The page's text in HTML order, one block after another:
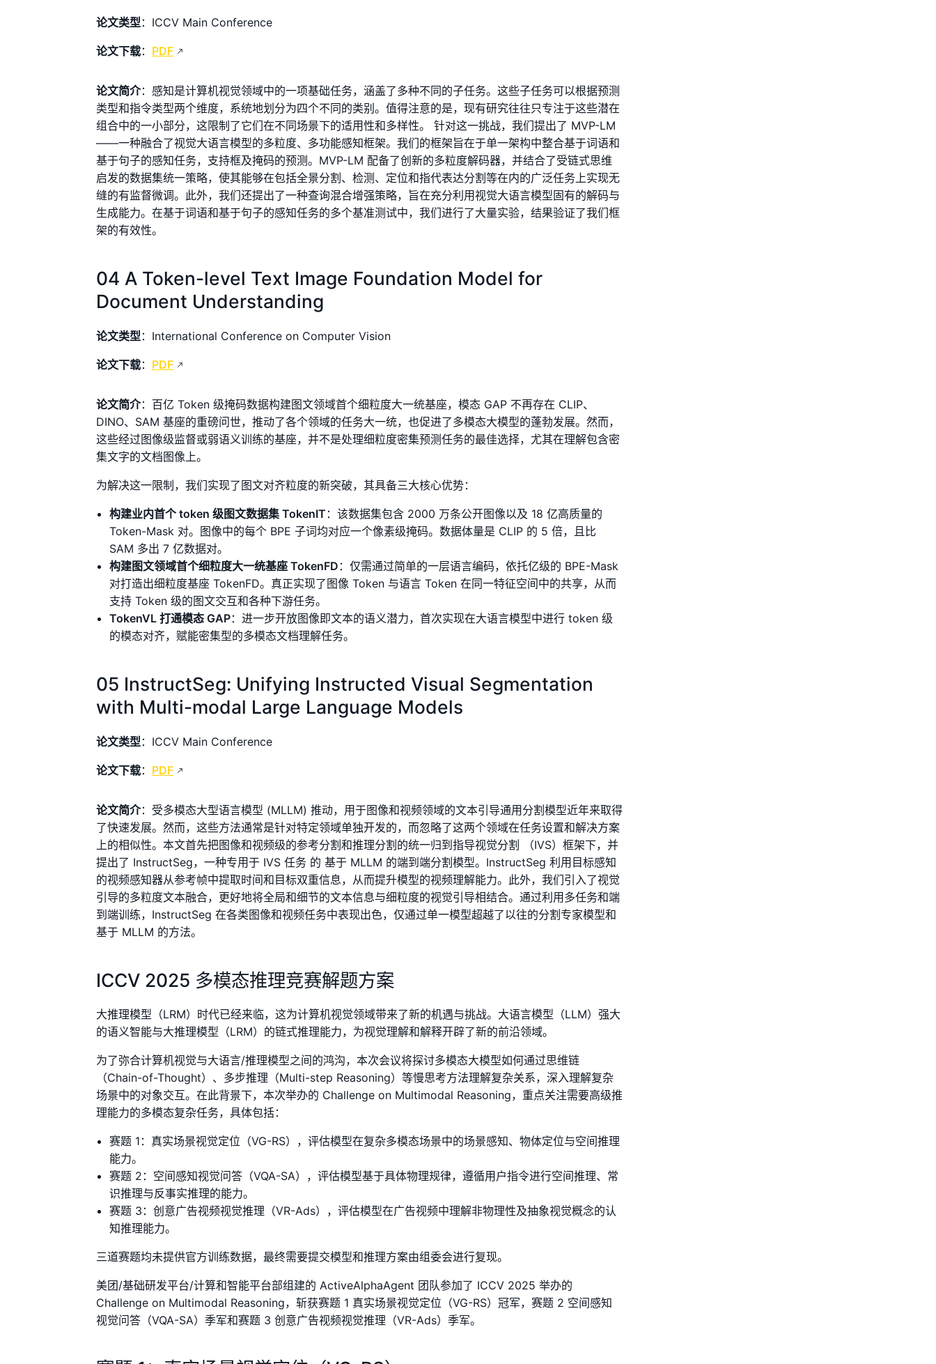
论文类型 ：ICCV Main Conference
论文下载： PDF
论文简介：感知是计算机视觉领域中的一项基础任务，涵盖了多种不同的子任务。这些子任务可以根据预测
类型和指令类型两个维度，系统地划分为四个不同的类别。值得注意的是，现有研究往往只专注于这些潜在
组合中的一小部分，这限制了它们在不同场景下的适用性和多样性。 针对这一挑战，我们提出了 MVP-LM
——一种融合了视觉大语言模型的多粒度、多功能感知框架。我们的框架旨在于单一架构中整合基于词语和
基于句子的感知任务，支持框及掩码的预测。MVP-LM 配备了创新的多粒度解码器，并结合了受链式思维
启发的数据集统一策略，使其能够在包括全景分割、检测、定位和指代表达分割等在内的广泛任务上实现无
缝的有监督微调。此外，我们还提出了一种查询混合增强策略，旨在充分利用视觉大语言模型固有的解码与
生成能力。在基于词语和基于句子的感知任务的多个基准测试中，我们进行了大量实验，结果验证了我们框
架的有效性。
04 A Token-level Text Image Foundation Model for
Document Understanding
论文类型 ：International Conference on Computer Vision
论文下载： PDF
论文简介：百亿 Token 级掩码数据构建图文领域首个细粒度大一统基座，模态 GAP 不再存在 CLIP、
DINO、SAM 基座的重磅问世，推动了各个领域的任务大一统，也促进了多模态大模型的蓬勃发展。然而，
这些经过图像级监督或弱语义训练的基座，并不是处理细粒度密集预测任务的最佳选择，尤其在理解包含密
集文字的文档图像上。
为解决这一限制，我们实现了图文对齐粒度的新突破，其具备三大核心优势：
构建业内首个 token 级图文数据集 TokenIT ：该数据集包含 2000 万条公开图像以及 18 亿高质量的
Token-Mask 对。图像中的每个 BPE 子词均对应一个像素级掩码。数据体量是 CLIP 的 5 倍，且比
SAM 多出 7 亿数据对。
构建图文领域首个细粒度大一统基座 TokenFD ：仅需通过简单的一层语言编码，依托亿级的 BPE-Mask
对打造出细粒度基座 TokenFD。真正实现了图像 Token 与语言 Token 在同一特征空间中的共享，从而
支持 Token 级的图文交互和各种下游任务。
TokenVL 打通模态 GAP：进一步开放图像即文本的语义潜力，首次实现在大语言模型中进行 token 级
的模态对齐，赋能密集型的多模态文档理解任务。
05 InstructSeg: Unifying Instructed Visual Segmentation
with Multi-modal Large Language Models
论文类型 ：ICCV Main Conference
论文下载： PDF
论文简介：受多模态大型语言模型 (MLLM) 推动，用于图像和视频领域的文本引导通用分割模型近年来取得
了快速发展。然而，这些方法通常是针对特定领域单独开发的，而忽略了这两个领域在任务设置和解决方案
上的相似性。本文首先把图像和视频级的参考分割和推理分割的统一归到指导视觉分割 （IVS）框架下，并
提出了 InstructSeg，一种专用于 IVS 任务 的 基于 MLLM 的端到端分割模型。InstructSeg 利用目标感知
的视频感知器从参考帧中提取时间和目标双重信息，从而提升模型的视频理解能力。此外，我们引入了视觉
引导的多粒度文本融合，更好地将全局和细节的文本信息与细粒度的视觉引导相结合。通过利用多任务和端
到端训练，InstructSeg 在各类图像和视频任务中表现出色，仅通过单一模型超越了以往的分割专家模型和
基于 MLLM 的方法。
ICCV 2025 多模态推理竞赛解题方案
大推理模型（LRM）时代已经来临，这为计算机视觉领域带来了新的机遇与挑战。大语言模型（LLM）强大
的语义智能与大推理模型（LRM）的链式推理能力，为视觉理解和解释开辟了新的前沿领域。
为了弥合计算机视觉与大语言/推理模型之间的鸿沟，本次会议将探讨多模态大模型如何通过思维链
（Chain-of-Thought）、多步推理（Multi-step Reasoning）等慢思考方法理解复杂关系，深入理解复杂
场景中的对象交互。在此背景下，本次举办的 Challenge on Multimodal Reasoning，重点关注需要高级推
理能力的多模态复杂任务，具体包括：
赛题 1：真实场景视觉定位（VG-RS），评估模型在复杂多模态场景中的场景感知、物体定位与空间推理
能力。
赛题 2：空间感知视觉问答（VQA-SA），评估模型基于具体物理规律，遵循用户指令进行空间推理、常
识推理与反事实推理的能力。
赛题 3：创意广告视频视觉推理（VR-Ads），评估模型在广告视频中理解非物理性及抽象视觉概念的认
知推理能力。
三道赛题均未提供官方训练数据，最终需要提交模型和推理方案由组委会进行复现。
美团/基础研发平台/计算和智能平台部组建的 ActiveAlphaAgent 团队参加了 ICCV 2025 举办的
Challenge on Multimodal Reasoning，斩获赛题 1 真实场景视觉定位（VG-RS）冠军，赛题 2 空间感知
视觉问答（VQA-SA）季军和赛题 3 创意广告视频视觉推理（VR-Ads）季军。